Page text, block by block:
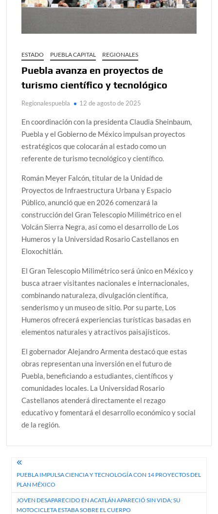
ESTADO PUEBLA CAPITAL REGIONALES
Puebla avanza en proyectos de
turismo científico y tecnológico
Regionalespuebla 12 de agosto de 2025
En coordinación con la presidenta Claudia Sheinbaum,
Puebla y el Gobierno de México impulsan proyectos
estratégicos que colocarán al estado como un
referente de turismo tecnológico y científico.
Román Meyer Falcón, titular de la Unidad de
Proyectos de Infraestructura Urbana y Espacio
Público, anunció que en 2026 comenzará la
construcción del Gran Telescopio Milimétrico en el
Volcán Sierra Negra, así como el desarrollo de Los
Humeros y la Universidad Rosario Castellanos en
Eloxochitlán.
El Gran Telescopio Milimétrico será único en México y
busca atraer visitantes nacionales e internacionales,
combinando naturaleza, divulgación científica,
senderismo y un museo de sitio. Por su parte, Los
Humeros ofrecerá experiencias turísticas basadas en
elementos naturales y atractivos paisajísticos.
El gobernador Alejandro Armenta destacó que estas
obras representan una inversión en el futuro de
Puebla, beneficiando a estudiantes, científicos y
comunidades locales. La Universidad Rosario
Castellanos atenderá directamente el rezago
educativo y fomentará el desarrollo económico y social
de la región.
Navegación
de
entradas
PUEBLA IMPULSA CIENCIA Y TECNOLOGÍA CON 14 PROYECTOS DEL
PLAN MÉXICO
JOVEN DESAPARECIDO EN ACATLÁN APARECIÓ SIN VIDA; SU
MOTOCICLETA ESTABA SOBRE EL CUERPO